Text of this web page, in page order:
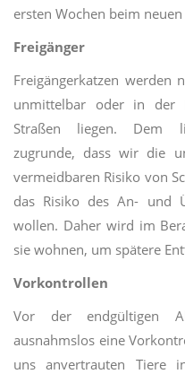
ersten Wochen beim
Freigänger
Freigängerkatzen werden
unmittelbar oder in der
Straßen liegen. Dem
zugrunde, dass wir die
vermeidbaren Risiko von
das Risiko des An- und
wollen. Daher wird im
sie wohnen, um spätere
Vorkontrollen
Vor der endgültigen
ausnahmslos eine
uns anvertrauten Tiere